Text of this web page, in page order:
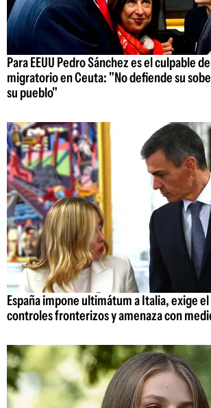
Para EEUU Pedro Sánchez es el culpable
migratorio en Ceuta: "No defiende su
su pueblo"
España impone ultimátum a Italia, exige
controles fronterizos y amenaza con